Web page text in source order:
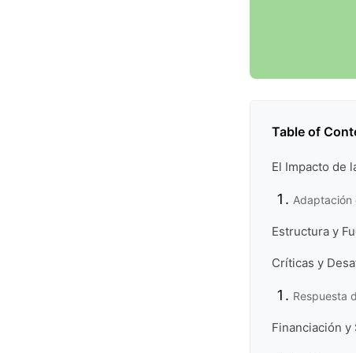
Table of
El Impacto de
Adaptación
Estructura y
Críticas y
Respuesta
Financiación y